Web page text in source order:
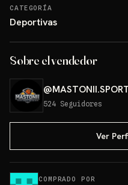
CATEGORÍA
Deportivas
Sobre el vendedor
@
524 Seguidores
Ver
COMPRADO POR